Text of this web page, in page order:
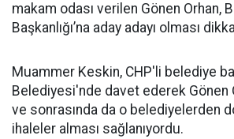
makam odası verilen Gönen Orhan,
Başkanlığı’na aday adayı olması
Muammer Keskin, CHP'li belediye
Belediyesi'nde davet ederek Gönen
ve sonrasında da o belediyelerden
ihaleler alması sağlanıyordu.